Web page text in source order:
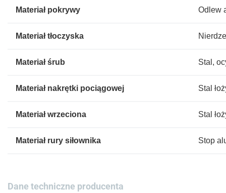
Materiał pokrywy Odlew
Materiał tłoczyska
Materiał śrub Stal,
Materiał nakrętki pociągowej Stal
Materiał wrzeciona Stal
Materiał rury siłownika Stop
Dane techniczne producenta